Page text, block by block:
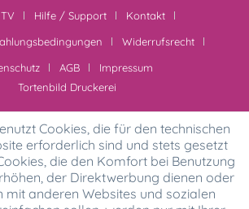
Hilfe / Support
Kontakt
Widerrufsrecht
AGB
Impressum
Tortenbild Druckerei
Cookies, die für den technischen
erforderlich sind und stets gesetzt
die den Komfort bei Benutzung
der Direktwerbung dienen oder
mit anderen Websites und sozialen